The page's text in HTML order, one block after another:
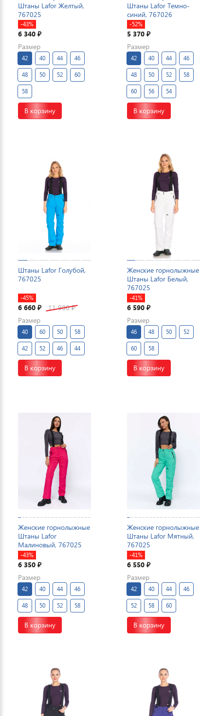
Штаны Lafor Желтый,
767025
-43%
6 340 ₽
Размер
42 40 44 46
48 50 52 60
58
В корзину
Штаны Lafor Темно-
синий, 767026
-52%
5 370 ₽
Размер
42 40 44 46
48 50 52 58
60 56 54
В корзину
Штаны Lafor Голубой,
767025
-45%
6 660 ₽ 11 980₽
Размер
40 60 50 58
42 52 46 44
В корзину
Женские горнолыжные
Штаны Lafor Белый,
767025
-41%
6 590 ₽
Размер
46 48 50 52
60 58
В корзину
Женские горнолыжные
Штаны Lafor
Малиновый, 767025
-43%
6 350 ₽
Размер
42 40 44 46
48 50 52 58
В корзину
Женские горнолыжные
Штаны Lafor Мятный,
767025
-41%
6 550 ₽
Размер
42 40 44 46
52 58 60
В корзину